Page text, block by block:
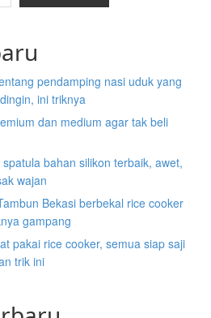
pendamping nasi uduk yang
ini triknya
dan medium agar tak beli
bahan silikon terbaik, awet,
wajan
Bekasi berbekal rice cooker
gampang
pakai rice cooker, semua siap saji
trik ini